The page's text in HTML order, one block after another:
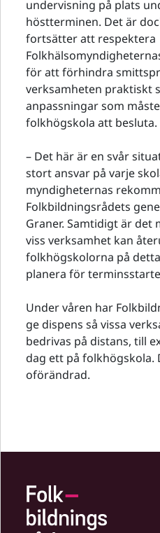
undervisning på plats
höstterminen. Det är
fortsätter att respektera
för att förhindra
verksamheten praktiskt
anpassningar som
folkhögskola att besluta.
– Det här är en svår
stort ansvar på varje
myndigheternas
Folkbildningsrådets
Graner. Samtidigt är det
viss verksamhet kan
folkhögskolorna på
planera för
Under våren har
ge dispens så vissa
bedrivas på distans, till
dag ett på folkhögskola.
oförändrad.